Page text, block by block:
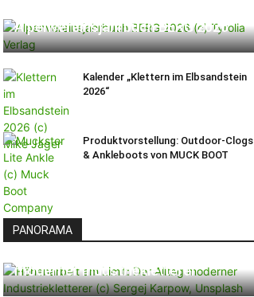
Alpenvereinsjahrbuch BERG 2026
Kalender „Klettern im Elbsandstein
2026“
Produktvorstellung: Outdoor-Clogs
& Ankleboots von MUCK BOOT
PANORAMA
moderner Industriekletterer